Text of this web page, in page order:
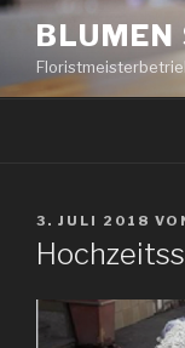
Zum
Inhalt
springen
AM
3. JULI 2018